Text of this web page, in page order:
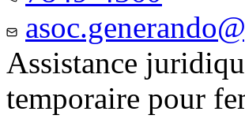
Assistance
temporaire pour